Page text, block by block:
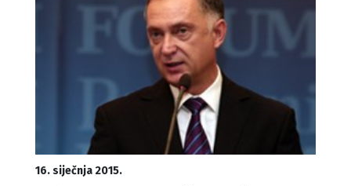
16. siječnja 2015.